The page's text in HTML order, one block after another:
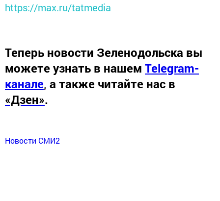
https://max.ru/tatmedia
Теперь новости Зеленодольска вы
можете узнать в нашем Telegram-
канале, а также читайте нас в
«Дзен».
Новости СМИ2